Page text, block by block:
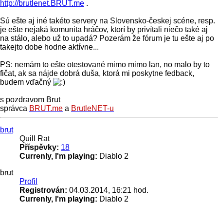
http://brutlenet.BRUT.me .
Sú ešte aj iné takéto servery na Slovensko-českej scéne, resp.
je ešte nejaká komunita hráčov, ktorí by privítali niečo také aj
na stálo, alebo už to upadá? Pozerám že fórum je tu ešte aj po
takejto dobe hodne aktívne...
PS: nemám to ešte otestované mimo mimo lan, no malo by to
fičat, ak sa nájde dobrá duša, ktorá mi poskytne fedback,
budem vďačný
s pozdravom Brut
správca BRUT.me a BrutleNET-u
Nahoru
brut
Quill Rat
Příspěvky: 18
Currenly, I'm playing: Diablo 2
brut
Profil
Registrován: 04.03.2014, 16:21 hod.
Currenly, I'm playing: Diablo 2